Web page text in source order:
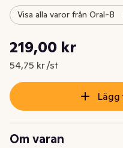
Visa alla varor från Oral-B
Nuvarande pris är: 219,00
219,00 kr
54,75 kr /st
Styckpris: 54,75 kr /st
Lägg
Om varan